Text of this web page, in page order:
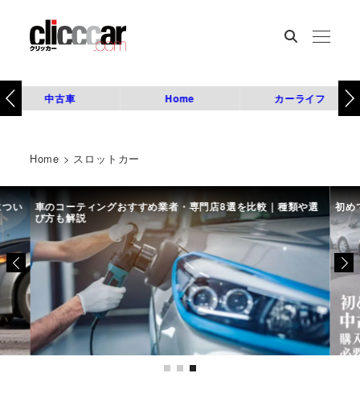
中古車 Home カーライフ
Home > スロットカー
い 車のコーティングおすすめ業者・専門店8選を比較｜種類や選
び方も解説
初め